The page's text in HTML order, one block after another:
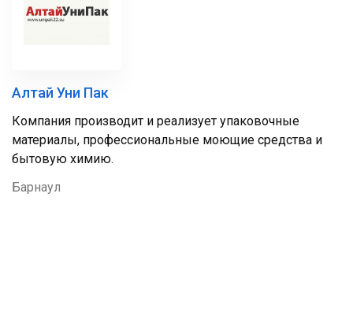
Алтай Уни Пак
Компания производит и реализует упаковочные
материалы, профессиональные моющие средства и
бытовую химию.
Барнаул